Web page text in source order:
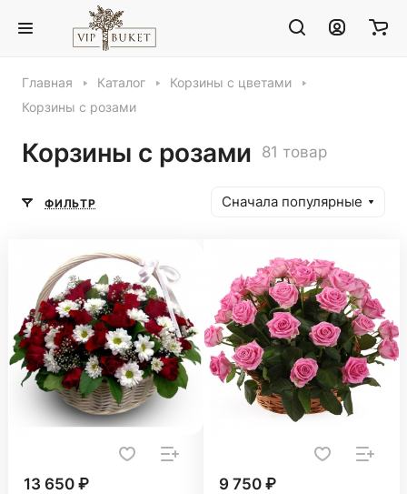
Главная Каталог
Корзины с цветами
Корзины с розами
Корзины с розами 81 товар
ФИЛЬТР Сначала популярные
13 650 ₽ 9 750 ₽